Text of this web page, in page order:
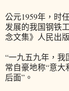
公元1959年，时
发展的我国钢铁
念文集》人民出
“一九五九年，我
常自豪地称“意
后面”。